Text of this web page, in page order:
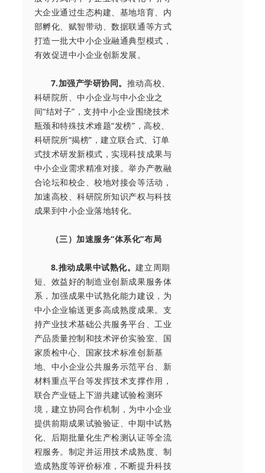
大企业通过生态构建、基地培育、内
部孵化、赋智带动、数据联通等方式
打造一批大中小企业融通典型模式，
有效促进中小企业创新发展。
7.加强产学研协同。 推动高校、
科研院所、中小企业与中小企业之
间“结对子”，支持中小企业围绕技术
瓶颈和特殊技术难题“发榜”，高校、
科研院所“揭榜”，建立联合式、订单
式技术研发新模式，实现科技成果与
中小企业需求精准对接。举办产教融
合论坛和校企、校地对接会等活动，
加速高校、科研院所知识产权与科技
成果到中小企业落地转化。
（三）加速服务“体系化”布局
8.推动成果中试熟化。建立周期
短、效益好的制造业创新成果服务体
系，加强成果中试熟化能力建设，为
中小企业输送更多高成熟度成果。支
持产业技术基础公共服务平台、工业
产品质量控制和技术评价实验室、国
家质检中心、国家技术标准创新基
地、中小企业公共服务示范平台、新
材料重点平台等发挥技术支撑作用，
联合产业链上下游共建试验检测环
境，建立协同合作机制，为中小企业
提供前期成果试验验证、中期中试熟
化、后期批量化生产检测认证等全流
程服务。制定并运用技术成熟度、制
造成熟度等评价标准，不断提升科技